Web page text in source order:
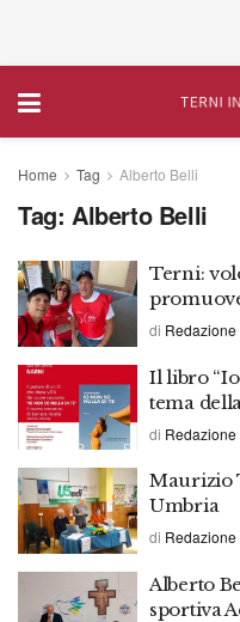
Home Tag Alberto Belli
Tag: Alberto Belli
Terni:
di Redazione
Il libro
tema
di Redazione
Maurizio
Umbria
di Redazione
Alberto
sportiva